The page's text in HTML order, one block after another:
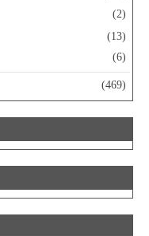
(2)
(13)
(6)
(469)